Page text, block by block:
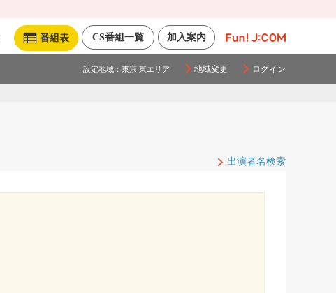
加入案内
CS番組一覧
番組表
設定地域： 東京 東エリア 地域変更 ログイン
出演者名検索